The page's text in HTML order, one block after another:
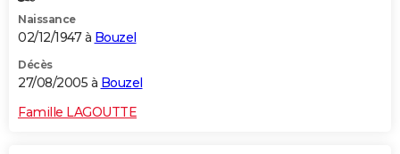
Naissance
02/12/1947 à Bouzel
Décès
27/08/2005 à Bouzel
Famille LAGOUTTE